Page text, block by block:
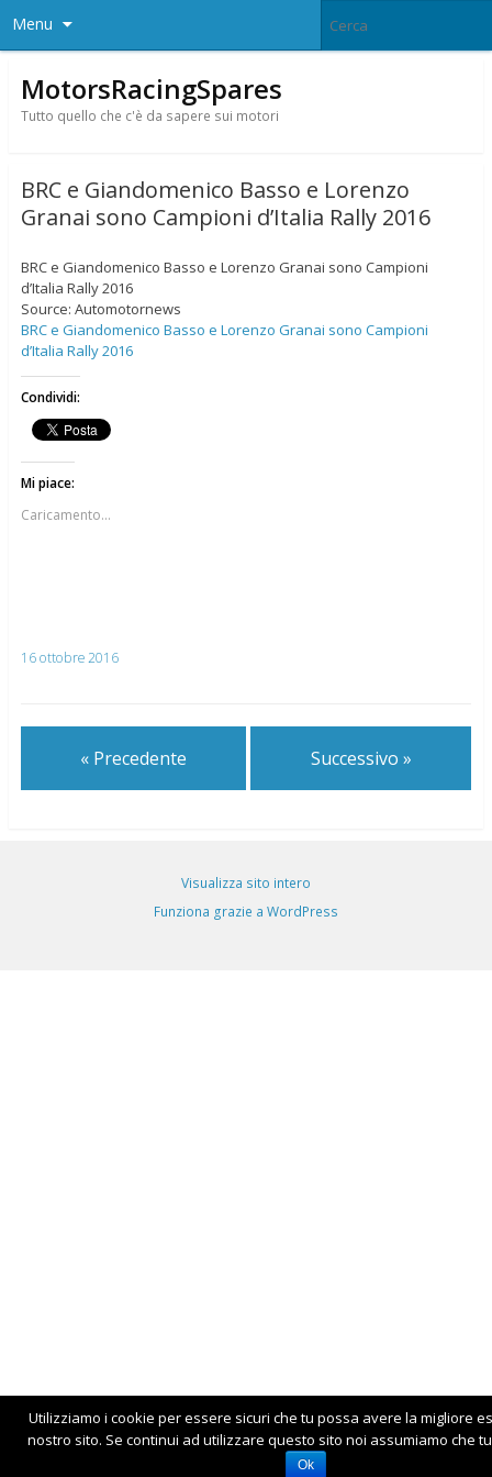
Menu
MotorsRacingSpares
Tutto quello che c'è da sapere sui motori
BRC e Giandomenico Basso e Lorenzo
Granai sono Campioni d’Italia Rally 2016
BRC e Giandomenico Basso e Lorenzo Granai sono Campioni
d’Italia Rally 2016
Source: Automotornews
BRC e Giandomenico Basso e Lorenzo Granai sono Campioni
d’Italia Rally 2016
Condividi:
Mi piace:
Caricamento...
16 ottobre 2016
« Precedente Successivo »
Visualizza sito intero
Funziona grazie a WordPress
Utilizziamo i cookie per essere sicuri che tu possa avere la migliore
nostro sito. Se continui ad utilizzare questo sito noi assumiamo che
Ok